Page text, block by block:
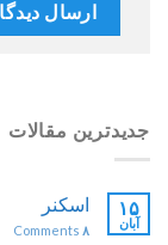
جدیدترین مقالات
۱۵
آبان
اسکنر
۸